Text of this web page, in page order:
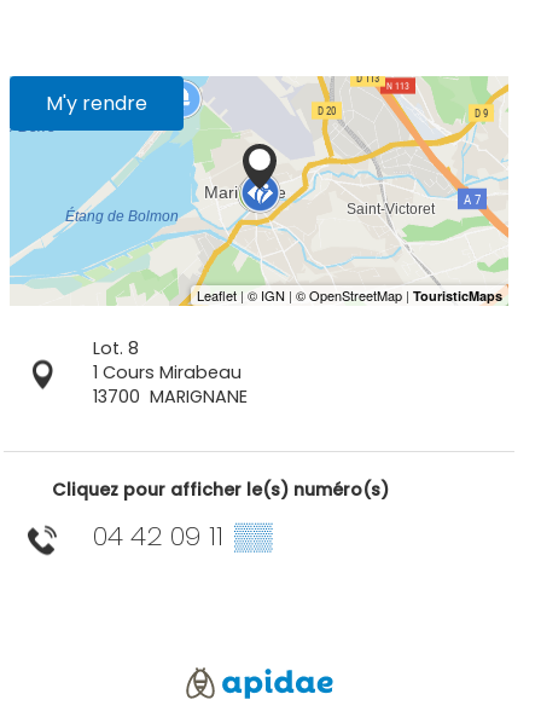
M'y rendre
Lot. 8
1 Cours Mirabeau
13700 MARIGNANE
Cliquez pour afficher le(s) numéro(s)
04 42 09 11 ▒▒